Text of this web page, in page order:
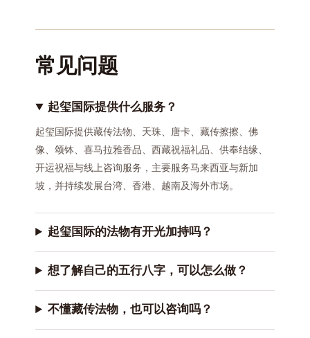
常见问题
起玺国际提供什么服务？
起玺国际提供藏传法物、天珠、唐卡、藏传擦擦、佛
像、颂钵、喜马拉雅香品、西藏祝福礼品、供奉结缘、
开运祝福与线上咨询服务，主要服务马来西亚与新加
坡，并持续发展台湾、香港、越南及海外市场。
起玺国际的法物有开光加持吗？
想了解自己的五行八字，可以怎么做？
不懂藏传法物，也可以咨询吗？